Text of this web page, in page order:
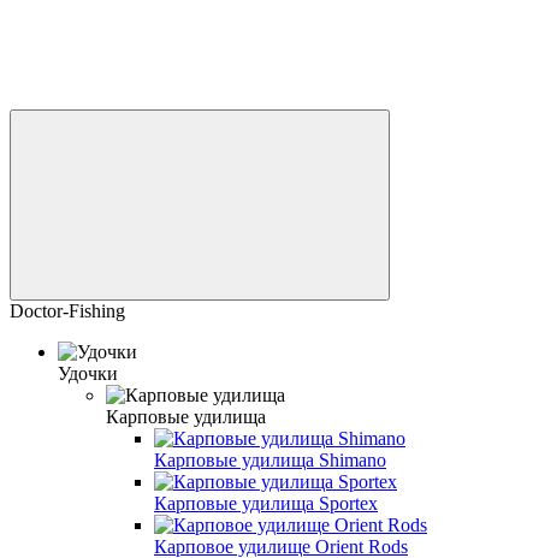
Doctor-Fishing
Удочки
Карповые удилища
Карповые удилища Shimano
Карповые удилища Sportex
Карповое удилище Orient Rods